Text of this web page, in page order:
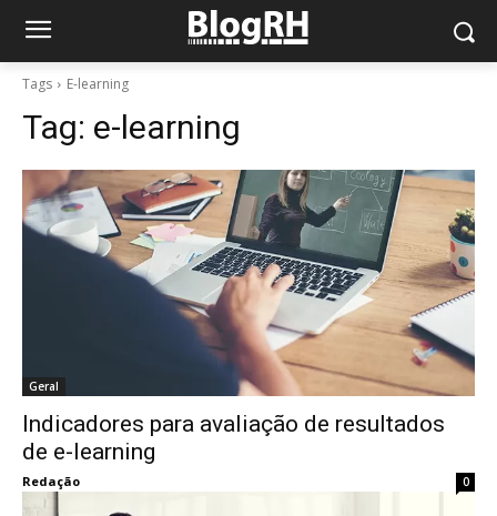
Tags E-learning
Tag: e-learning
Geral
Indicadores para avaliação de resultados
de e-learning
Redação 0